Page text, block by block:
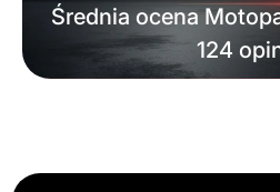
Średnia ocena
124